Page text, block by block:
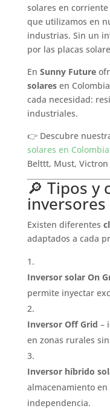
solares en
que utilizamos en
industrias. Sin un
por las placas
En Sunny Future
solaresen
cada necesidad:
industriales.
👉 Descubre
solares en Colombia
Belttt, Must, Victron
🔎 Tipos y
Existen diferentes
adaptados a cada
Inversor solar On
permite inyectar
Inversor Off Grid –
en zonas rurales
Inversor híbrido
almacenamiento
independencia.